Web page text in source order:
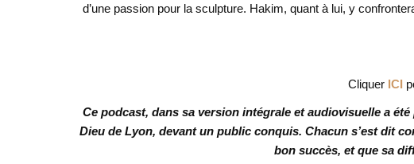
d’une passion pour la sculpture. Hakim, quant à lui, y
Cliquer ICI
Ce podcast, dans sa version intégrale et audiovisuelle a
Dieu de Lyon, devant un public conquis. Chacun s’est dit
bon succès, et que sa